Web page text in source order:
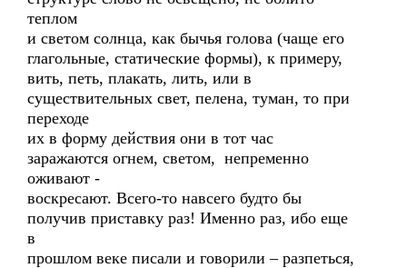
теплом
и светом солнца, как бычья голова (чаще его
глагольные, статические формы), к примеру,
вить, петь, плакать, лить, или в
существительных свет, пелена, туман, то при
переходе
их в форму действия они в тот час
заражаются огнем, светом, непременно
оживают -
воскресают. Всего-то навсего будто бы
получив приставку раз! Именно раз, ибо еще
в
прошлом веке писали и говорили – разпеться,